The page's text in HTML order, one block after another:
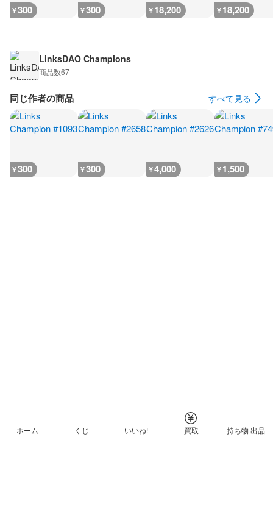
¥300 ¥300 ¥18,200 ¥18,200
LinksDAO Champions
商品数67
同じ作者の商品 すべて見る
¥300 ¥300 ¥4,000 ¥1,500
ホーム くじ いいね! 買取 持ち物 出品